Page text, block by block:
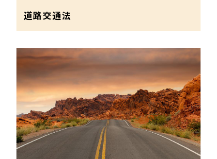
道路交通法